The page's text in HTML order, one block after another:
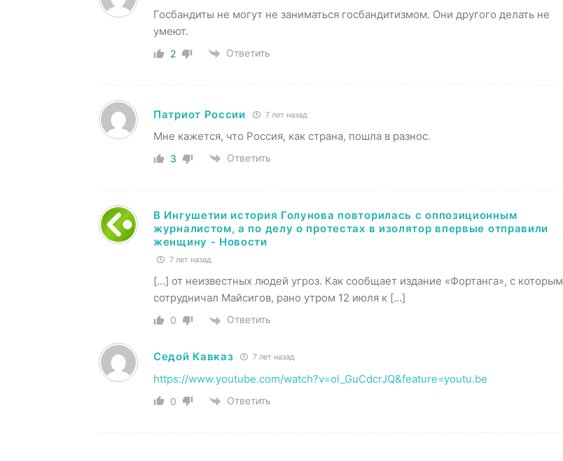
Госбандиты не могут не заниматься госбандитизмом. Они другого делать не
умеют.
2 Ответить
Патриот России 7 лет назад
Мне кажется, что Россия, как страна, пошла в разнос.
3 Ответить
В Ингушетии история Голунова повторилась с оппозиционным
журналистом, а по делу о протестах в изолятор впервые отправили
женщину - Новости
7 лет назад
[…] от неизвестных людей угроз. Как сообщает издание «Фортанга», с которым
сотрудничал Майсигов, рано утром 12 июля к […]
0 Ответить
Седой Кавказ 7 лет назад
https://www.youtube.com/watch?v=ol_GuCdcrJQ&feature=youtu.be
0 Ответить